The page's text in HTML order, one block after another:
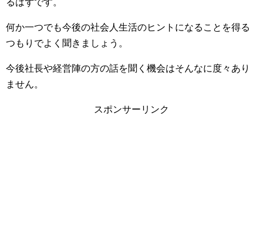
るはずです。
何か一つでも今後の社会人生活のヒントになることを得る
つもりでよく聞きましょう。
今後社長や経営陣の方の話を聞く機会はそんなに度々あり
ません。
スポンサーリンク